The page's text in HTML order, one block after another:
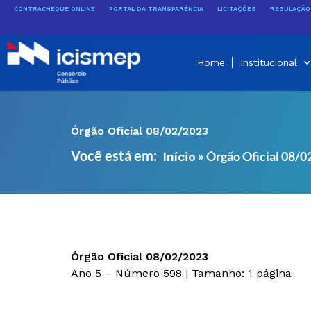
conteúdo
CONTRACHEQUE ONLINE PORTAL DA TRANSPARÊNCIA LICITAÇÕES
Home Institucional
Órgão Oficial 08/02/2023
Você está em: Início »Órgão Oficial 08/
Órgão Oficial 08/02/2023
Ano 5 – Número 598 | Tamanho: 1 página